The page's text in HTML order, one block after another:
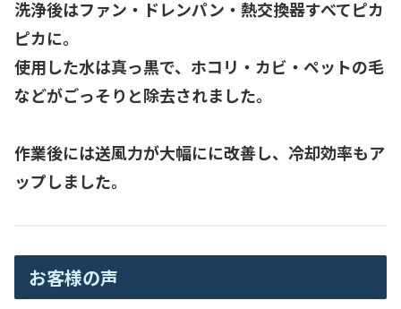
洗浄後はファン・ドレンパン・熱交換器すべてピカ
ピカに。
使用した水は真っ黒で、ホコリ・カビ・ペットの毛
などがごっそりと除去されました。
作業後には送風力が大幅にに改善し、冷却効率もア
ップしました。
お客様の声